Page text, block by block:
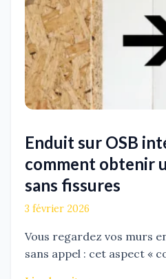
Enduit sur OSB
comment obtenir
sans fissures
3 février 2026
Vous regardez vos murs
sans appel : cet aspect «